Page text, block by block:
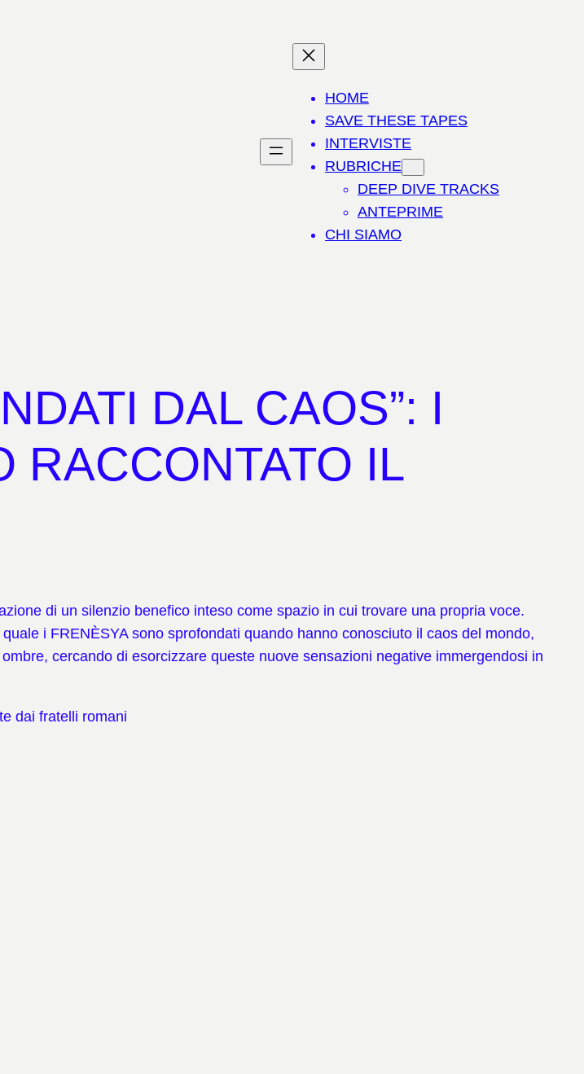
HOME
SAVE THESE TAPES
INTERVISTE
RUBRICHE
DEEP DIVE TRACKS
ANTEPRIME
CHI SIAMO
DAL CAOS”: I
RACCONTATO IL
di un silenzio benefico inteso come spazio in cui trovare una propria voce.
i FRENÈSYA sono sprofondati quando hanno conosciuto il caos del mondo,
cercando di esorcizzare queste nuove sensazioni negative immergendosi in
dai fratelli romani